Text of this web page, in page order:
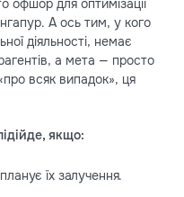
офшор для оптимізації
А ось тим, у кого
діяльності, немає
а мета — просто
всяк випадок», ця
якщо:
їх залучення.